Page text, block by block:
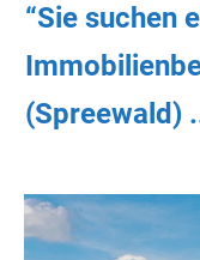
“Sie suchen
(Spreewald)